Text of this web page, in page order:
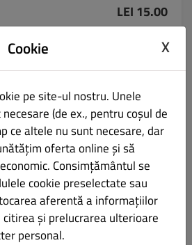
LEI 15.00
LEI 15.00
ALCOOLICA LEI 15.00
Cookie X
pe site-ul nostru. Unele
(de ex., pentru coșul de
ce altele nu sunt necesare, dar
oferta online și să
Consimțământul se
cookie preselectate sau
aferentă a informațiilor
și prelucrarea ulterioare
personal.